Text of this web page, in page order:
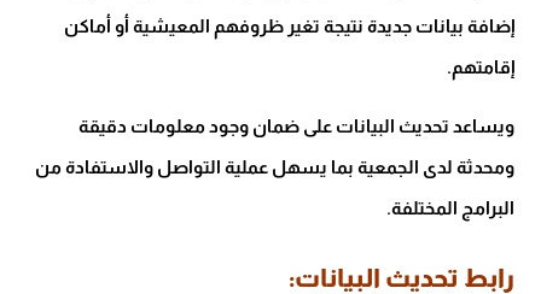
إضافة بيانات جديدة نتيجة تغير ظروفهم المعيشية أو أماكن
إقامتهم.
ويساعد تحديث البيانات على ضمان وجود معلومات دقيقة
ومحدثة لدى الجمعية بما يسهل عملية التواصل والاستفادة من
البرامج المختلفة.
رابط تحديث البيانات: